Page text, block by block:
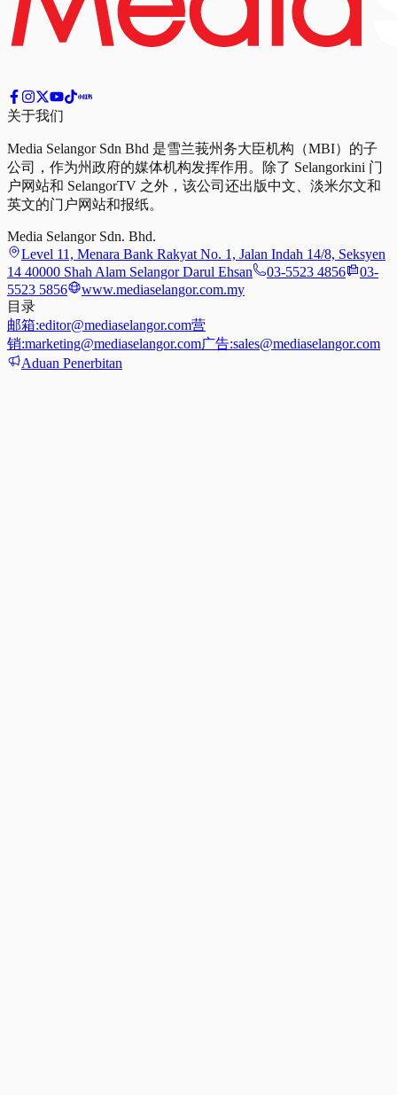
关于我们
Media Selangor Sdn Bhd 是雪兰莪州务大臣机构（MBI）的子
公司，作为州政府的媒体机构发挥作用。除了 Selangorkini 门
户网站和 SelangorTV 之外，该公司还出版中文、淡米尔文和
英文的门户网站和报纸。
Media Selangor Sdn. Bhd.
Level 11, Menara Bank Rakyat No. 1, Jalan Indah 14/8, Seksyen
14 40000 Shah Alam Selangor Darul Ehsan
03-5523 4856
03-
5523 5856
www.mediaselangor.com.my
目录
邮箱:editor@mediaselangor.com营
销:marketing@mediaselangor.com广告:sales@mediaselangor.com
Aduan Penerbitan